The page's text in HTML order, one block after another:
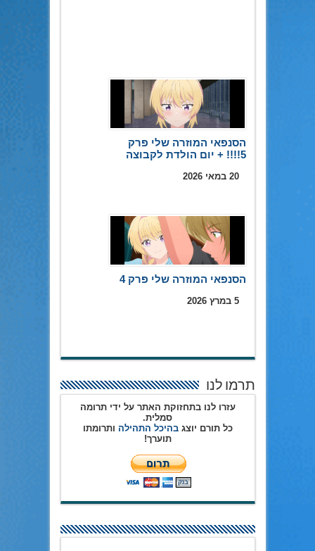
הסנפאי המוזרה שלי פרק
5!!!! + יום הולדת לקבוצה
20 במאי 2026
הסנפאי המוזרה שלי פרק 4
5 במרץ 2026
תרמו לנו
עזרו לנו בתחזוקת האתר על ידי תרומה
סמלית.
כל תורם יוצגבהיכל התהילה ותרומתו
תוערך!